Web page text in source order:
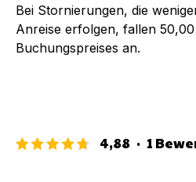
Bei Stornierungen, die
Anreise erfolgen, fallen
Buchungspreises an.
4,88 · 1